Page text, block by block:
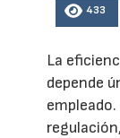
433
La
depende